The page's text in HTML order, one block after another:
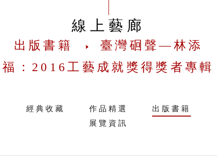
線上藝廊
出版書籍
臺灣硘聲—林添
福：2016工藝成就獎得獎者專輯
經典收藏 作品精選
出版書籍
展覽資訊